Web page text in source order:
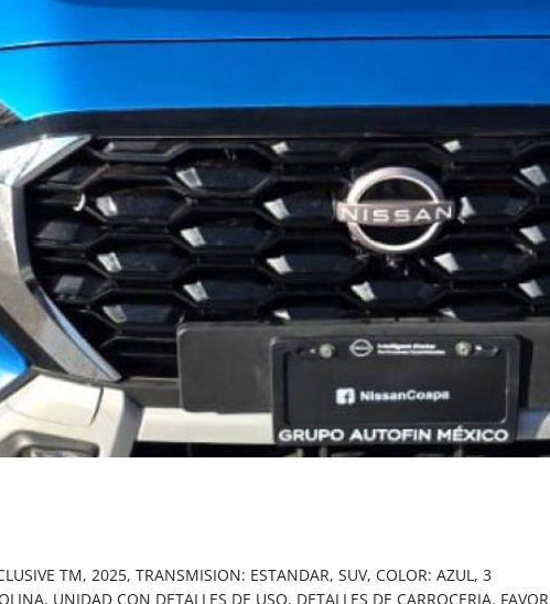
TM, 2025, TRANSMISION: ESTANDAR, SUV, COLOR: AZUL, 3
UNIDAD CON DETALLES DE USO, DETALLES DE CARROCERIA. FAVOR